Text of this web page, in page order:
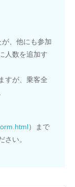
、他にも参加
人数を追加す
すが、乗客全
）まで
さい。